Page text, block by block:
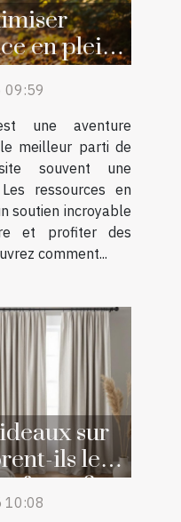
en plein
une aventure
meilleur parti de
souvent une
ressources en
soutien incroyable
et profiter des
comment...
sur
ils le
foyer ?